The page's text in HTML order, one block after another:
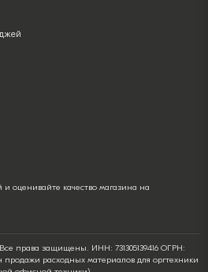
права защищены. ИНН: 731305139416 ОГРН:
продажи расходных материалов для оргтехники